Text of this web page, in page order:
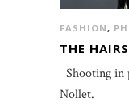
FASHION,
THE
Shooting in
Nollet.